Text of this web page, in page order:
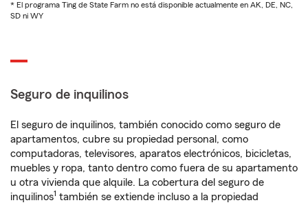
* El programa Ting de State Farm no está disponible actualmente en AK, DE, NC,
SD ni WY
Seguro de inquilinos
El seguro de inquilinos, también conocido como seguro de
apartamentos, cubre su propiedad personal, como
computadoras, televisores, aparatos electrónicos, bicicletas,
muebles y ropa, tanto dentro como fuera de su apartamento
u otra vivienda que alquile. La cobertura del seguro de
inquilinos1 también se extiende incluso a la propiedad